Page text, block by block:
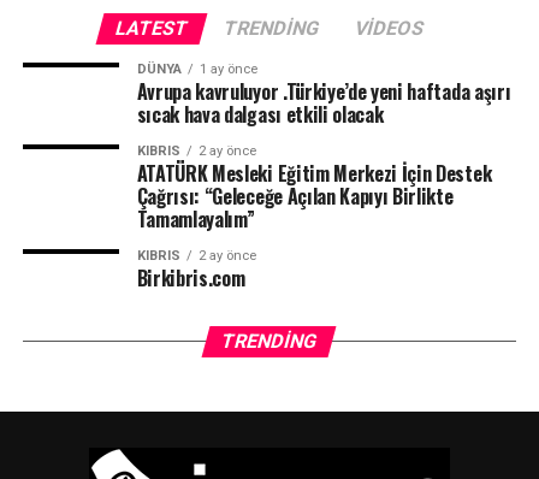
LATEST TRENDING VIDEOS
DÜNYA 1 ay önce
Avrupa kavruluyor .Türkiye’de yeni haftada aşırı
sıcak hava dalgası etkili olacak
KIBRIS 2 ay önce
ATATÜRK Mesleki Eğitim Merkezi İçin Destek
Çağrısı: “Geleceğe Açılan Kapıyı Birlikte
Tamamlayalım”
KIBRIS 2 ay önce
Birkibris.com
TRENDING